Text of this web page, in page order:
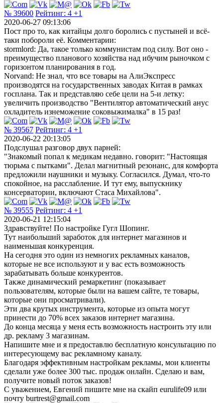
№ 39600 Рейтинг: 4 +1
2020-06-27 09:13:06
Пост про то, как китайцы долго боролись с пустыней и всё-
таки побороли её. Комментарии:
stormlord: Да, такое только коммунистам под силу. Вот оно -
преимущество планового хозяйства над ибучим рыночком с
горизонтом планирования в год.
Norvand: Не знал, что все товары на АлиЭкспресс
производятся на государственных заводах Китая в рамках
госплана. Так и представляю себе цели на 5-и летку:
увеличить производство "Вентилятор автоматический анус
охладитель изнеможение соковыжималка" в 15 раз!
№ 39567 Рейтинг: 4 +1
2020-06-22 20:13:05
Подслушал разговор двух парней:
"Знакомый попал к медикам недавно. говорит: "Настоящая
тюрьма с пытками". Делал магнитный резонанс, для комфорта
предложили наушники и музыку. Согласился. Думал, что-то
спокойное, на расслабление. И тут ему, выпускнику
консерватории, включают Стаса Михайлова".
№ 39555 Рейтинг: 4 +1
2020-06-21 12:15:04
Здравствуйте! По настройке Гугл Шопинг.
Тут наибольший заработок для интернет магазинов и
наименьшая конкуренция.
На сегодня это один из немногих рекламных каналов,
которые не все используют и у вас есть возможность
зарабатывать больше конкурентов.
Также динамический ремаркетинг (показывает
пользователям, которые были на вашем сайте, те товары,
которые они просматривали).
Эти два крутых инструмента, которые из опыта могут
принести до 70% всех заказов интернет магазина.
До конца месяца у меня есть возможность настроить эту или
др. рекламу 3 магазинам.
Напишите мне и я предоставлю бесплатную консультацию по
интересующему вас рекламному каналу.
Благодаря эффективным настройкам рекламы, мои клиенты
сделали уже более 300 тыс. продаж онлайн. Сделаю и вам,
получите новый поток заказов!
С уважением, Евгений пишите мне на скайп eurulife09 или
почту burtrest@gmail.com